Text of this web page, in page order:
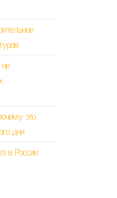
это
дня
в России